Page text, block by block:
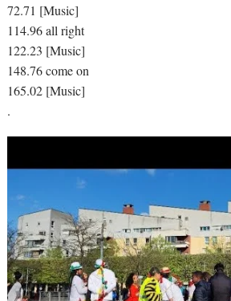
72.71 [Music]
114.96 all right
122.23 [Music]
148.76 come on
165.02 [Music]
.